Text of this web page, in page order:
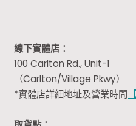
線下實體店：
100 Carlton Rd., Unit-1
（Carlton/Village Pkwy）
*實體店詳細地址及營業時間